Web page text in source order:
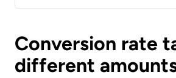
Conversion rate
different